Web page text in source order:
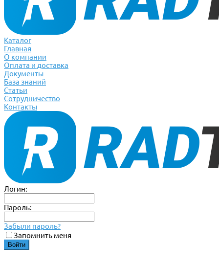
Каталог
Главная
О компании
Оплата и доставка
Документы
База знаний
Статьи
Сотрудничество
Контакты
Логин:
Пароль:
Забыли пароль?
Запомнить меня